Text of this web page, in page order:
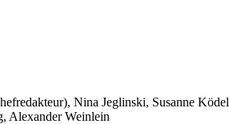
Nina Jeglinski, Susanne
Alexander Weinlein